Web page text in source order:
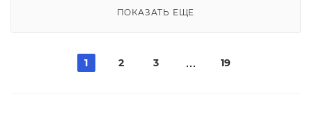
ПОКАЗАТЬ ЕЩЕ
1 2 3 19